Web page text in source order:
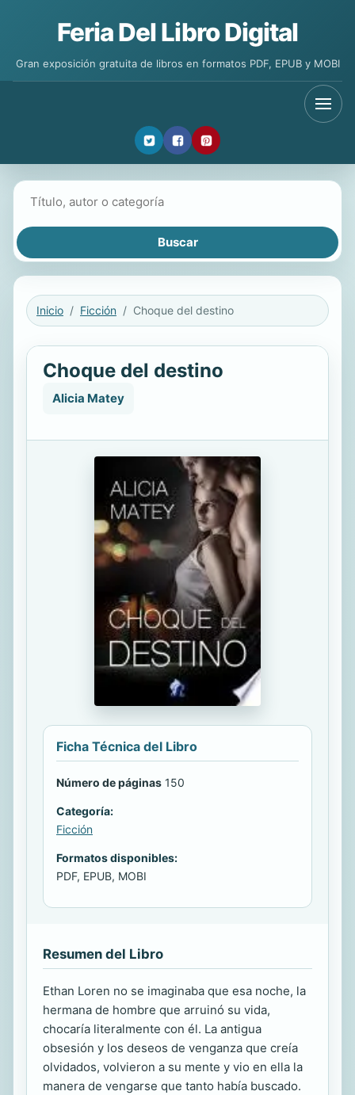
Feria Del Libro Digital
Gran exposición gratuita de libros en formatos PDF, EPUB y MOBI
Inicio Ficción Choque del destino
Choque del destino
Alicia Matey
Ficha Técnica del Libro
Número de páginas 150
Categoría:
Ficción
Formatos disponibles:
PDF, EPUB, MOBI
Resumen del Libro
Ethan Loren no se imaginaba que esa noche, la
hermana de hombre que arruinó su vida,
chocaría literalmente con él. La antigua
obsesión y los deseos de venganza que creía
olvidados, volvieron a su mente y vio en ella la
manera de vengarse que tanto había buscado.